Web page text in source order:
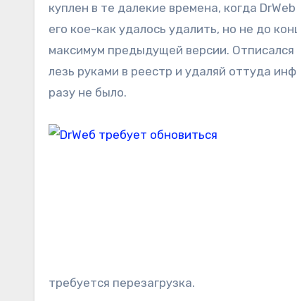
куплен в те далекие времена, когда
его кое-как удалось удалить, но не до
максимум предыдущей версии.
лезь руками в реестр и удаляй оттуда
разу не было.
требуется перезагрузка.